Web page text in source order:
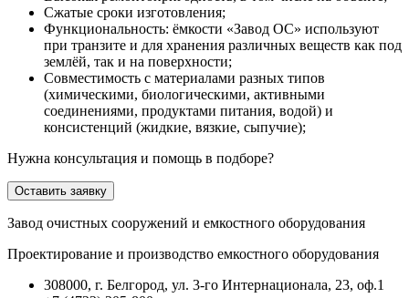
Сжатые сроки изготовления;
Функциональность: ёмкости «Завод ОС» используют
при транзите и для хранения различных веществ как под
землёй, так и на поверхности;
Совместимость с материалами разных типов
(химическими, биологическими, активными
соединениями, продуктами питания, водой) и
консистенций (жидкие, вязкие, сыпучие);
Нужна консультация и помощь в подборе?
Оставить заявку
Завод очистных сооружений и емкостного оборудования
Проектирование и производство емкостного оборудования
308000, г. Белгород, ул. 3-го Интернационала, 23, оф.1